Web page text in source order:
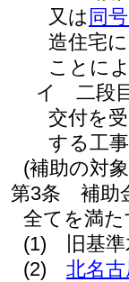
又は 同
造住宅
ことに
イ
二段
交付を
する工
(補助の対
第3条
補助
全てを満
(1)
旧基
(2)
北名